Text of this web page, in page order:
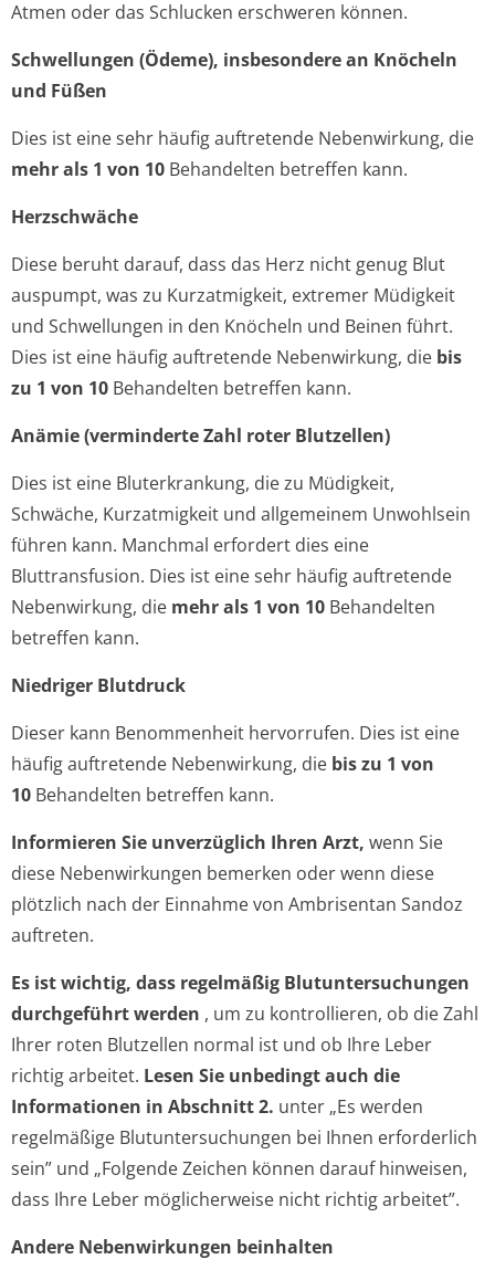
Atmen oder das Schlucken erschweren können.
Schwellungen (Ödeme), insbesondere an Knöcheln
und Füßen
Dies ist eine sehr häufig auftretende Nebenwirkung, die
mehr als 1 von 10 Behandelten betreffen kann.
Herzschwäche
Diese beruht darauf, dass das Herz nicht genug Blut
auspumpt, was zu Kurzatmigkeit, extremer Müdigkeit
und Schwellungen in den Knöcheln und Beinen führt.
Dies ist eine häufig auftretende Nebenwirkung, die bis
zu 1 von 10 Behandelten betreffen kann.
Anämie (verminderte Zahl roter Blutzellen)
Dies ist eine Bluterkrankung, die zu Müdigkeit,
Schwäche, Kurzatmigkeit und allgemeinem Unwohlsein
führen kann. Manchmal erfordert dies eine
Bluttransfusion. Dies ist eine sehr häufig auftretende
Nebenwirkung, die mehr als 1 von 10 Behandelten
betreffen kann.
Niedriger Blutdruck
Dieser kann Benommenheit hervorrufen. Dies ist eine
häufig auftretende Nebenwirkung, die bis zu 1 von
10 Behandelten betreffen kann.
Informieren Sie unverzüglich Ihren Arzt, wenn Sie
diese Nebenwirkungen bemerken oder wenn diese
plötzlich nach der Einnahme von Ambrisentan Sandoz
auftreten.
Es ist wichtig, dass regelmäßig Blutuntersuchungen
durchgeführt werden , um zu kontrollieren, ob die Zahl
Ihrer roten Blutzellen normal ist und ob Ihre Leber
richtig arbeitet. Lesen Sie unbedingt auch die
Informationen in Abschnitt 2. unter „Es werden
regelmäßige Blutuntersuchungen bei Ihnen erforderlich
sein” und „Folgende Zeichen können darauf hinweisen,
dass Ihre Leber möglicherweise nicht richtig arbeitet”.
Andere Nebenwirkungen beinhalten